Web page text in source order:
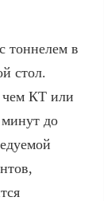
тоннелем в
стол.
чем КТ или
минут до